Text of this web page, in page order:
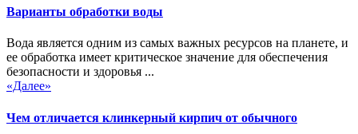
Варианты обработки воды
Вода является одним из самых важных ресурсов на планете, и
ее обработка имеет критическое значение для обеспечения
безопасности и здоровья ...
«Далее»
Чем отличается клинкерный кирпич от обычного